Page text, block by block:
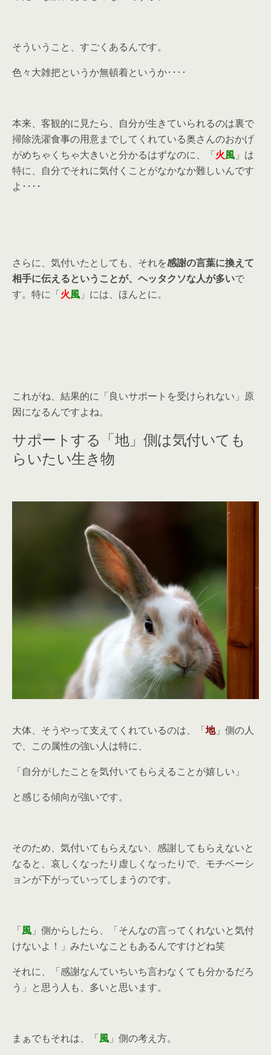
そういうこと、すごくあるんです。
色々大雑把というか無頓着というか････
本来、客観的に見たら、自分が生きていられるのは裏で
掃除洗濯食事の用意までしてくれている奥さんのおかげ
がめちゃくちゃ大きいと分かるはずなのに、「火風 」は
特に、自分でそれに気付くことがなかなか難しいんです
よ････
さらに、気付いたとしても、それを感謝の言葉に換えて
相手に伝えるということが、ヘッタクソな人が多いで
す。特に「火風 」には、ほんとに。
これがね、結果的に「良いサポートを受けられない」原
因になるんですよね。
サポートする「地」側は気付いても
らいたい生き物
大体、そうやって支えてくれているのは、「地」側の人
で、この属性の強い人は特に、
「自分がしたことを気付いてもらえることが嬉しい」
と感じる傾向が強いです。
そのため、気付いてもらえない、感謝してもらえないと
なると、哀しくなったり虚しくなったりで、モチベーシ
ョンが下がっていってしまうのです。
「風 」側からしたら、「そんなの言ってくれないと気付
けないよ！」みたいなこともあるんですけどね笑
それに、「感謝なんていちいち言わなくても分かるだろ
う」と思う人も、多いと思います。
まぁでもそれは、「風 」側の考え方。